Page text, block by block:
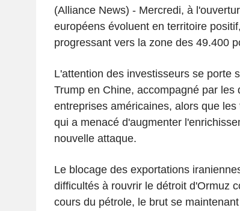
(Alliance News) - Mercredi, à
européens évoluent en territoire
progressant vers la zone des 49.400
L'attention des investisseurs se porte
Trump en Chine, accompagné par les
entreprises américaines, alors que
qui a menacé d'augmenter
nouvelle attaque.
Le blocage des exportations
difficultés à rouvrir le détroit d'Ormuz
cours du pétrole, le brut se